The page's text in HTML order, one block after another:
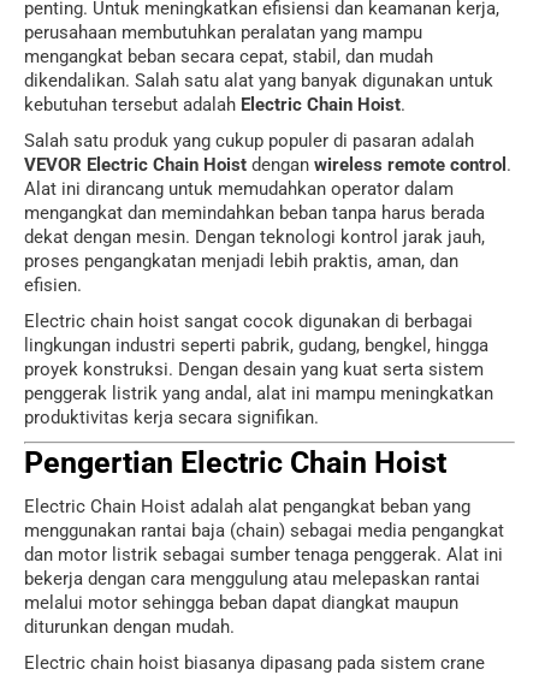
penting. Untuk meningkatkan efisiensi dan keamanan kerja,
perusahaan membutuhkan peralatan yang mampu
mengangkat beban secara cepat, stabil, dan mudah
dikendalikan. Salah satu alat yang banyak digunakan untuk
kebutuhan tersebut adalah Electric Chain Hoist.
Salah satu produk yang cukup populer di pasaran adalah
VEVOR Electric Chain Hoist dengan wireless remote control .
Alat ini dirancang untuk memudahkan operator dalam
mengangkat dan memindahkan beban tanpa harus berada
dekat dengan mesin. Dengan teknologi kontrol jarak jauh,
proses pengangkatan menjadi lebih praktis, aman, dan
efisien.
Electric chain hoist sangat cocok digunakan di berbagai
lingkungan industri seperti pabrik, gudang, bengkel, hingga
proyek konstruksi. Dengan desain yang kuat serta sistem
penggerak listrik yang andal, alat ini mampu meningkatkan
produktivitas kerja secara signifikan.
Pengertian Electric Chain Hoist
Electric Chain Hoist adalah alat pengangkat beban yang
menggunakan rantai baja (chain) sebagai media pengangkat
dan motor listrik sebagai sumber tenaga penggerak. Alat ini
bekerja dengan cara menggulung atau melepaskan rantai
melalui motor sehingga beban dapat diangkat maupun
diturunkan dengan mudah.
Electric chain hoist biasanya dipasang pada sistem crane